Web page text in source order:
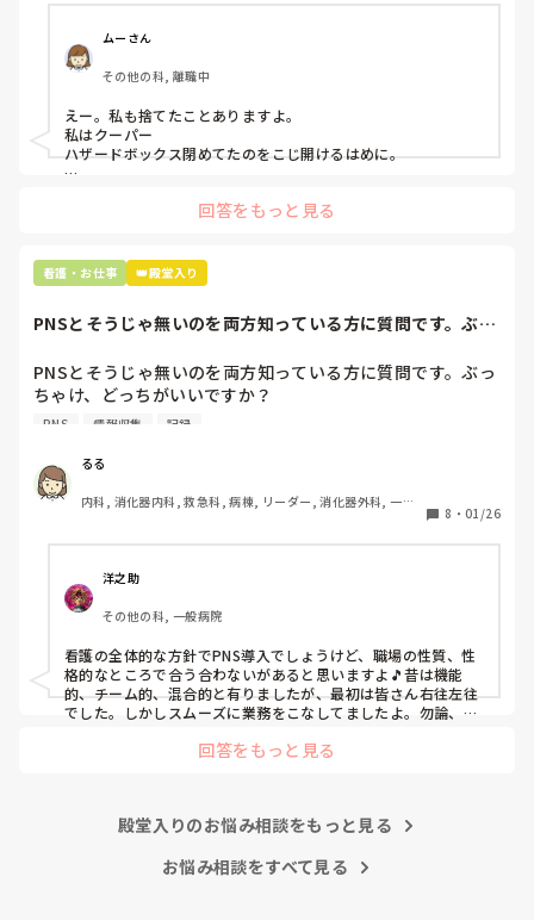
プリセプターに
「普通鑷子捨てる！？明らかに使い捨てて良いような安物じ
ゃないよね？」
「そんなミスした新人、あなたが初めてだよ」
と言われました。。
たしかに、よくよく考えてみれば
手術室で使った物品も全部滅菌して使いまわすし、
なんで頭回らなかったんだろう😭
市長さんは、
患者さんに迷惑かけたわけじゃないから大丈夫、
自分が情けなくて情けなくて😭
こんなバカな私をせめて笑い飛ばしてください笑
ムーさん
その他の科, 離職中
えー。私も捨てたことありますよ。
私はクーパー
ハザードボックス閉めてたのをこじ開けるはめに。
に出しちゃったり。(これは問題か💦)
回答をもっと見る
看護・お仕事 👑殿堂入り
PNSとそうじゃ無いのを両方知っている方に質問です。ぶっ
PNSとそうじゃ無いのを両方知っている方に質問です。ぶっ
ちゃけ、どっちがいいですか？
後、PNSを廃止しました。
私は、そのPNSを廃止した病棟からまだPNSをやっている病
棟に9月に異動してきました。
じざるを得ませんでした。
色々な病棟に入院したことのある患者さんも、「(私が異動
する前の病棟の方が)新人が患者から見てもよく動けてた
よ」と言っていました。
現病棟はPNSだけれども、結局は忙しくて、新人の面倒を見
てられず、清潔ケアや単純に点滴を繋げてくるなど、簡単な
仕事しか新人にさせていませんでした。PNSを廃止した病棟
では、イベントは必ずと言っていいほど新人に担当させて、
ることがどんどん増えていったと思っています。
朝の情報収集にも時間がかかり、結果、患者のことがわから
の意味があるのか疑問です。
PNS 情報収集 記録
るる
内科, 消化器内科, 救急科, 病棟, リーダー, 消化器外科, 一般
8 ・ 01/26
洋之助
その他の科, 一般病院
看護の全体的な方針でPNS導入でしょうけど、職場の性質、性
格的なところで合う合わないがあると思いますよ🎵昔は機能
的、チーム的、混合的と有りましたが、最初は皆さん右往左往
でした。しかしスムーズに業務をこなしてましたよ。勿論、指
と意見交換を行うべきと思いますよ🎵それに人手が足りないの
の向き合い方になると思いますよ🎵僕は昔の人間なので、昔は
いと思います。昔は患者様、スタッフ全員に目を配れる人が沢
回答をもっと見る
殿堂入りのお悩み相談をもっと見る
お悩み相談をすべて見る